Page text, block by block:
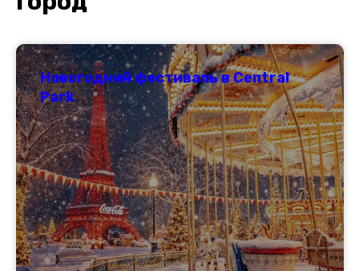
Новогодний фестиваль в Central
Park